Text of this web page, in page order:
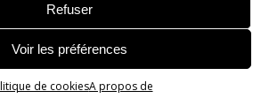
Refuser
Voir les préférences
de cookiesA propos de
: naturellement envoûtante ?
réalisé parAlexandre Hamed